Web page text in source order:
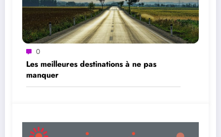
0
Les meilleures destinations à ne pas
manquer